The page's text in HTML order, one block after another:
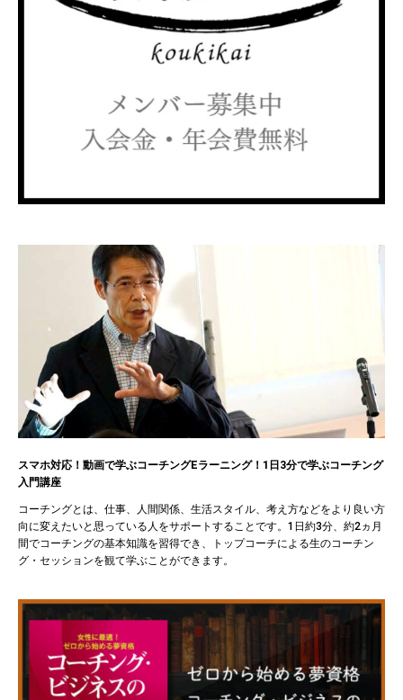
スマホ対応！動画で学ぶコーチングEラーニング！1日3分で学ぶコーチング
入門講座
コーチングとは、仕事、人間関係、生活スタイル、考え方などをより良い方
向に変えたいと思っている人をサポートすることです。1日約3分、約2ヵ月
間でコーチングの基本知識を習得でき、トップコーチによる生のコーチン
グ・セッションを観て学ぶことができます。